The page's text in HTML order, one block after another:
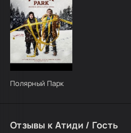
Полярный Парк
Отзывы к Атиди / Гость